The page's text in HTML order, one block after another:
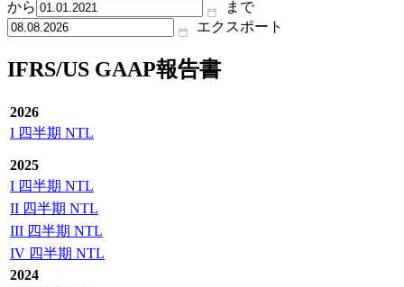
から
まで
エクスポート
IFRS/US GAAP報告書
2026
I 四半期 NTL
2025
I 四半期 NTL
II 四半期 NTL
III 四半期 NTL
IV 四半期 NTL
2024